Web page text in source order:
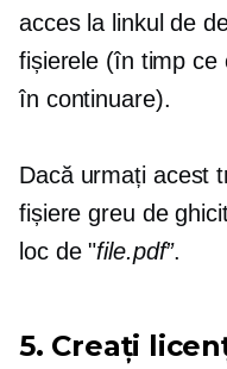
acces la linkul de
fișierele (în timp ce
în continuare).
Dacă urmați acest
fișiere greu de
loc de "file.pdf”.
5. Creați